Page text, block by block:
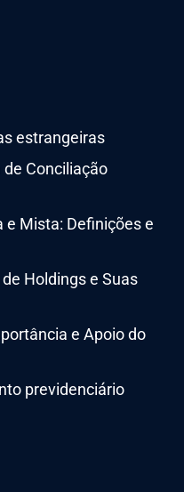
estrangeiras
Conciliação
e Mista: Definições e
Holdings e Suas
e Apoio do
previdenciário